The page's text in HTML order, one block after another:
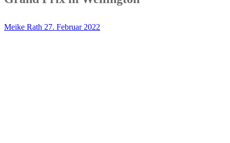
Meike Rath 27. Februar 2022